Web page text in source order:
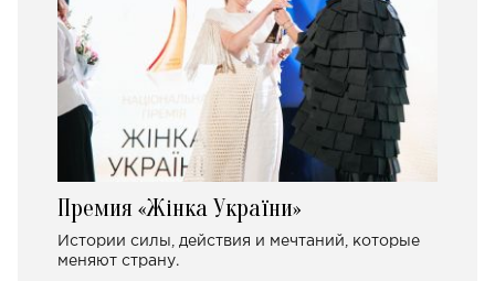
Премия «Жінка України»
Истории силы, действия и мечтаний, которые
меняют страну.